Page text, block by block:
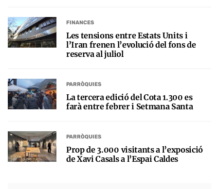
FINANCES
Les tensions entre Estats Units i
l’Iran frenen l’evolució del fons de
reserva al juliol
PARRÒQUIES
La tercera edició del Cota 1.300 es
farà entre febrer i Setmana Santa
PARRÒQUIES
Prop de 3.000 visitants a l’exposició
de Xavi Casals a l’Espai Caldes